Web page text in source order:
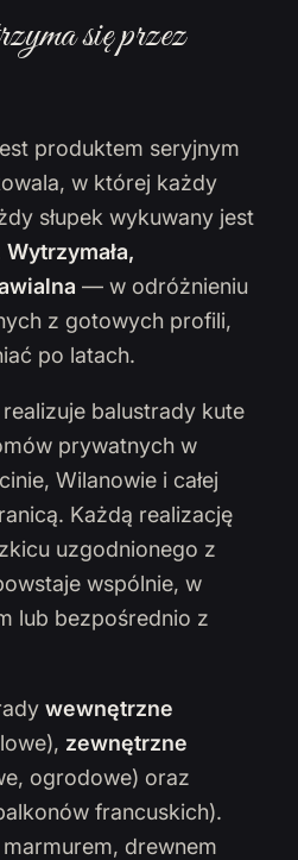
się przez
produktem seryjnym
w której każdy
słupek wykuwany jest
Wytrzymała,
— w odróżnieniu
z gotowych profili,
po latach.
realizuje balustrady kute
prywatnych w
Wilanowie i całej
Każdą realizację
uzgodnionego z
wspólnie, w
lub bezpośrednio z
wewnętrzne
zewnętrzne
ogrodowe) oraz
francuskich).
drewnem